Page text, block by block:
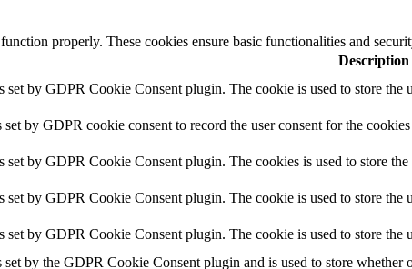
properly. These cookies ensure basic functionalities and
Description
set by GDPR Cookie Consent plugin. The cookie is used to store
set by GDPR cookie consent to record the user consent for the
set by GDPR Cookie Consent plugin. The cookies is used to store
set by GDPR Cookie Consent plugin. The cookie is used to store the
set by GDPR Cookie Consent plugin. The cookie is used to store the
by the GDPR Cookie Consent plugin and is used to store whether